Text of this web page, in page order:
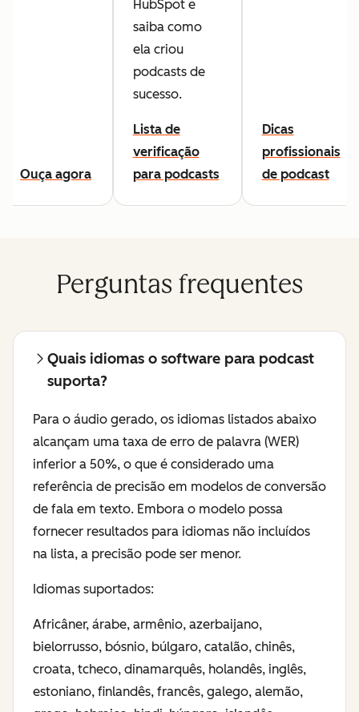
Ouça agora
HubSpot e
saiba como
ela criou
podcasts de
sucesso.
Lista de
verificação
para podcasts
Dicas
profissionais
de podcast
Perguntas frequentes
Quais idiomas o software para podcast
suporta?
Para o áudio gerado, os idiomas listados abaixo
alcançam uma taxa de erro de palavra (WER)
inferior a 50%, o que é considerado uma
referência de precisão em modelos de conversão
de fala em texto. Embora o modelo possa
fornecer resultados para idiomas não incluídos
na lista, a precisão pode ser menor.
Idiomas suportados:
Africâner, árabe, armênio, azerbaijano,
bielorrusso, bósnio, búlgaro, catalão, chinês,
croata, tcheco, dinamarquês, holandês, inglês,
estoniano, finlandês, francês, galego, alemão,